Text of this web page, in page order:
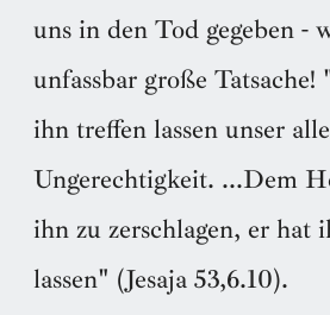
uns in den Tod gegeben -
unfassbar große
ihn treffen lassen unser
Ungerechtigkeit. ...Dem
ihn zu zerschlagen, er hat
lassen" (Jesaja 53,6.10).